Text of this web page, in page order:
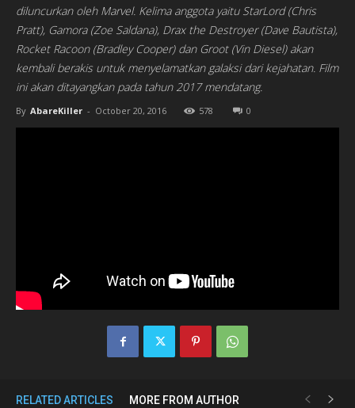
diluncurkan oleh Marvel. Kelima anggota yaitu StarLord (Chris
Pratt), Gamora (Zoe Saldana), Drax the Destroyer (Dave Bautista),
Rocket Racoon (Bradley Cooper) dan Groot (Vin Diesel) akan
kembali berakis untuk menyelamatkan galaksi dari kejahatan. Film
ini akan ditayangkan pada tahun 2017 mendatang.
By AbareKiller - October 20, 2016 578 0
RELATED ARTICLES MORE FROM AUTHOR